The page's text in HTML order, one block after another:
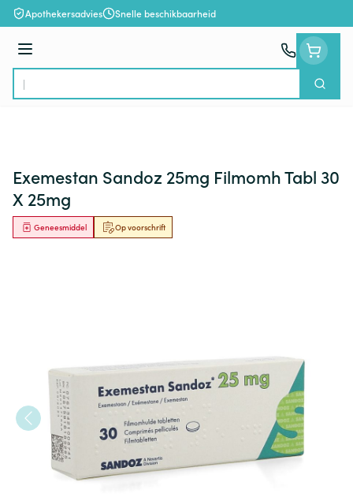
Ga naar de inhoud
Apothekersadvies Snelle beschikbaarheid
Menu
Product, merk, categorie...
Zoek
Exemestan Sandoz 25mg Filmomh Tabl 30
X 25mg
Op voorschrift
Geneesmiddel